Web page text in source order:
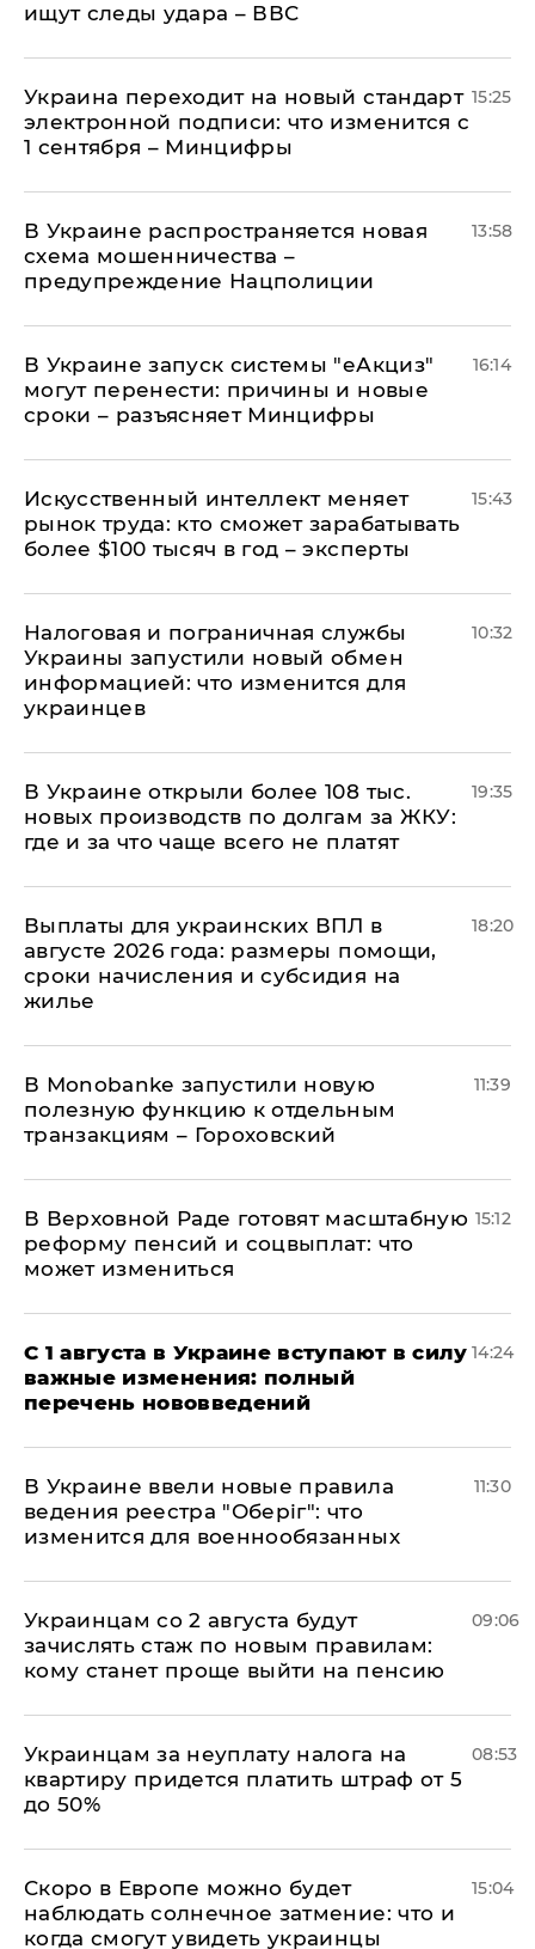
ищут следы удара – ВВС
Украина переходит на новый стандарт
электронной подписи: что изменится с
1 сентября – Минцифры
15:25
В Украине распространяется новая
схема мошенничества –
предупреждение Нацполиции
13:58
В Украине запуск системы "еАкциз"
могут перенести: причины и новые
сроки – разъясняет Минцифры
16:14
Искусственный интеллект меняет
рынок труда: кто сможет зарабатывать
более $100 тысяч в год – эксперты
15:43
Налоговая и пограничная службы
Украины запустили новый обмен
информацией: что изменится для
украинцев
10:32
В Украине открыли более 108 тыс.
новых производств по долгам за ЖКУ:
где и за что чаще всего не платят
19:35
Выплаты для украинских ВПЛ в
августе 2026 года: размеры помощи,
сроки начисления и субсидия на
жилье
18:20
В Мonobankе запустили новую
полезную функцию к отдельным
транзакциям – Гороховский
11:39
В Верховной Раде готовят масштабную
реформу пенсий и соцвыплат: что
может измениться
15:12
С 1 августа в Украине вступают в силу
важные изменения: полный
перечень нововведений
14:24
В Украине ввели новые правила
ведения реестра "Оберіг": что
изменится для военнообязанных
11:30
Украинцам со 2 августа будут
зачислять стаж по новым правилам:
кому станет проще выйти на пенсию
09:06
Украинцам за неуплату налога на
квартиру придется платить штраф от 5
до 50%
08:53
Скоро в Европе можно будет
наблюдать солнечное затмение: что и
когда смогут увидеть украинцы
15:04